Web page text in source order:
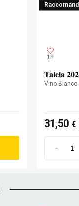
18
Taleia
Vino Bianco
31,50 €
-